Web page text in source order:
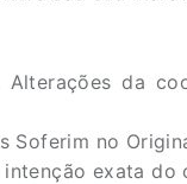
da
Soferim no
intenção exata do